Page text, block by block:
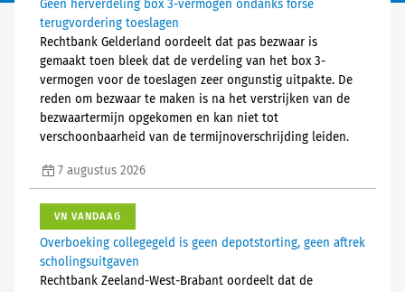
Geen herverdeling box 3-vermogen ondanks forse
terugvordering toeslagen
Rechtbank Gelderland oordeelt dat pas bezwaar is
gemaakt toen bleek dat de verdeling van het box 3-
vermogen voor de toeslagen zeer ongunstig uitpakte. De
reden om bezwaar te maken is na het verstrijken van de
bezwaartermijn opgekomen en kan niet tot
verschoonbaarheid van de termijnoverschrijding leiden.
7 augustus 2026
VN VANDAAG
Overboeking collegegeld is geen depotstorting, geen aftrek
scholingsuitgaven
Rechtbank Zeeland-West-Brabant oordeelt dat de